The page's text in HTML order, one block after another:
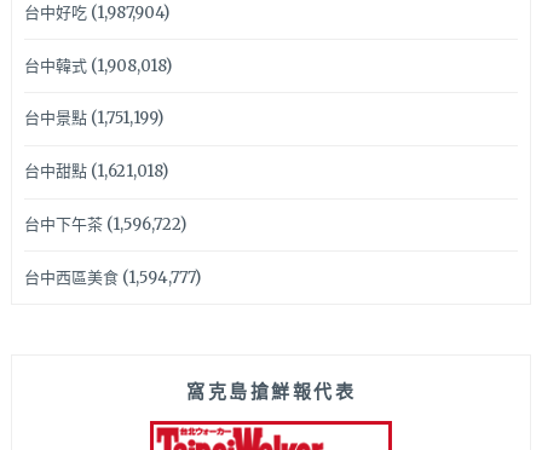
台中好吃(1,987,904)
台中韓式(1,908,018)
台中景點(1,751,199)
台中甜點(1,621,018)
台中下午茶(1,596,722)
台中西區美食(1,594,777)
窩克島搶鮮報代表